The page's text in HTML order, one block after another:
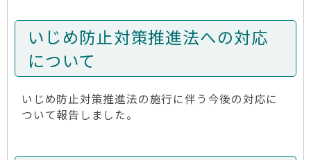
いじめ防止対策推進法への対応
について
いじめ防止対策推進法の施行に伴う今後の対応に
ついて報告しました。